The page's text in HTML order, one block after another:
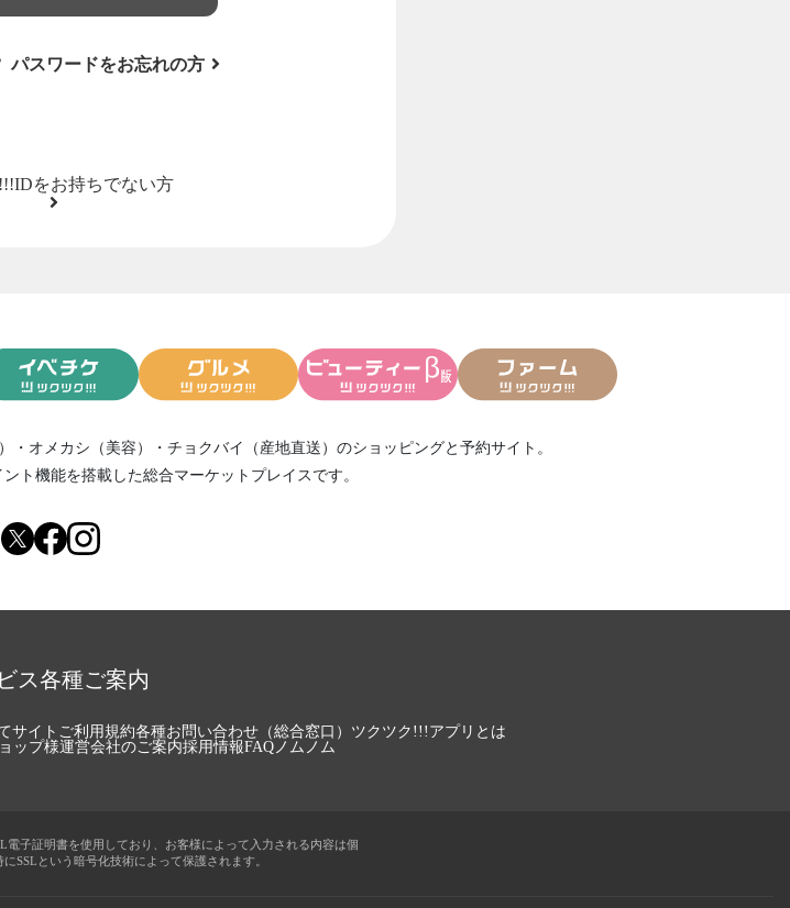
パスワードをお忘れの方
をお持ちでない方
・ オメカシ（美容） ・ チョクバイ（産地直送） のショッピングと予約サイト。
ント機能を搭載した総合マーケットプレイスです。
ス各種ご案内
サイトご利用規約各種お問い合わせ（総合窓口） ツクツク!!!アプリとは
ップ様運営会社のご案内採用情報FAQノムノム
電子証明書を使用しており、お客様によって入力される内容は個
SSLという暗号化技術によって保護されます。